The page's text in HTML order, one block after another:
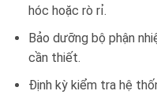
hóc hoặc rò rỉ.
Bảo dưỡng bộ phận
cần thiết.
Định kỳ kiểm tra hệ